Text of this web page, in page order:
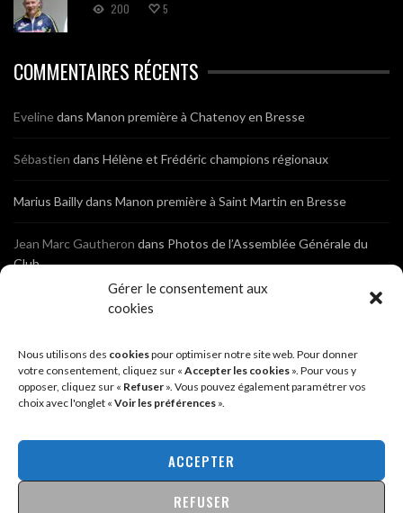
Gérer le consentement aux
cookies
Nous utilisons des cookiespour optimiser notre site web. Pour donner
votre consentement, cliquez sur « Accepter les cookies ». Pour vous y
opposer, cliquez sur « Refuser ». Vous pouvez également paramétrer vos
choix avec l'onglet « Voir les préférences ».
ACCEPTER
REFUSER
200 5
COMMENTAIRES RÉCENTS
Evelinedans Manon première à Chatenoy en Bresse
Sébastien dans Hélène et Frédéric champions régionaux
Marius Baillydans Manon première à Saint Martin en Bresse
Jean Marc Gautheron dans Photos de l’Assemblée Générale du
Club
Photos de l’Assemblée Générale du Club
Sébastien dans Cyclocross de Brochon (21)
Breniauxdans Cyclocross de Brochon (21)